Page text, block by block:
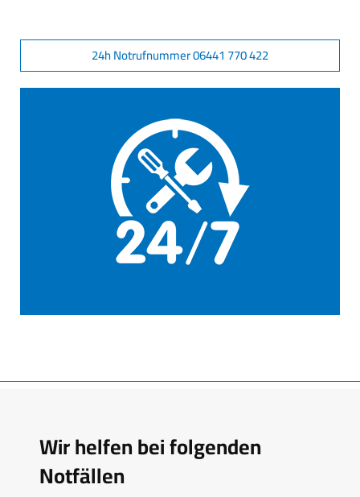
24h Notrufnummer 06441 770 422
Wir helfen bei folgenden
Notfällen